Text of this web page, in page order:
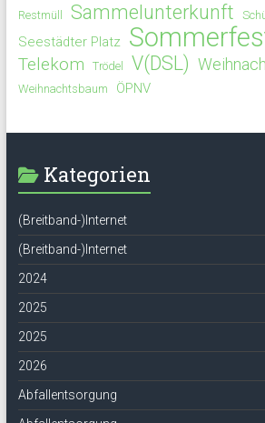
Restmüll
Sammelunterkunft
Seestädter Platz
Telekom Trödel V(DSL)
Weihnachtsbaum ÖPNV
Kategorien
(Breitband-)Internet
(Breitband-)Internet
2024
2025
2025
2026
Abfallentsorgung